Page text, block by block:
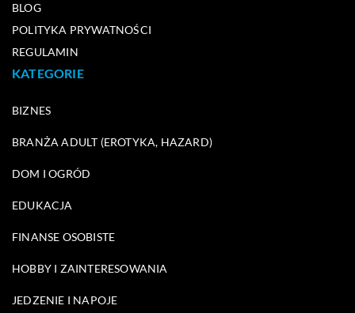
BLOG
POLITYKA PRYWATNOŚCI
REGULAMIN
KATEGORIE
BIZNES
BRANŻA ADULT (EROTYKA, HAZARD)
DOM I OGRÓD
EDUKACJA
FINANSE OSOBISTE
HOBBY I ZAINTERESOWANIA
JEDZENIE I NAPOJE